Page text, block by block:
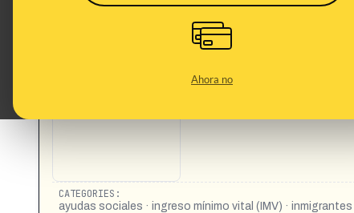
Ahora no
cobrando cuantías de hasta 1.700 euros
This content has
https://www.instagram.com/reel/DYZbGCyIP2K/
adultos - 1.200 euros para dos adultos y un niño - 1.700
CATEGORIES:
ayudas sociales · ingreso mínimo vital (IMV) ·